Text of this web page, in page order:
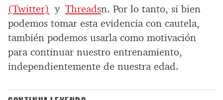
(Twitter) y Threadsn. Por lo tanto, si bien
podemos tomar esta evidencia con cautela,
también podemos usarla como motivación
para continuar nuestro entrenamiento,
independientemente de nuestra edad.